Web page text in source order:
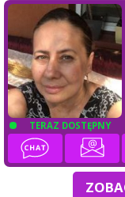
TERAZ DOSTĘPNY